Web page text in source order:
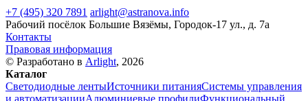
+7 (495) 320 7891 arlight@astranova.info
Рабочий посёлок Большие Вязёмы, Городок-17 ул., д. 7а
Контакты
Правовая информация
© Разработано в Arlight, 2026
Каталог
Светодиодные лентыИсточники питанияСистемы управления
и автоматизацииАлюминиевые профилиФункциональный